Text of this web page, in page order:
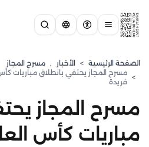
الصفحة الرئيسية > الأخبار , مسرح المجاز
>
مسرح المجاز يحتفي بانطلاق مباريات
فريدة
مسرح المجاز
مباريات كأس